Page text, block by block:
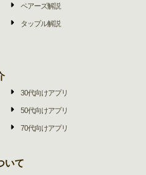
ペアーズ解説
タップル解説
30代向けアプリ
50代向けアプリ
70代向けアプリ
いて